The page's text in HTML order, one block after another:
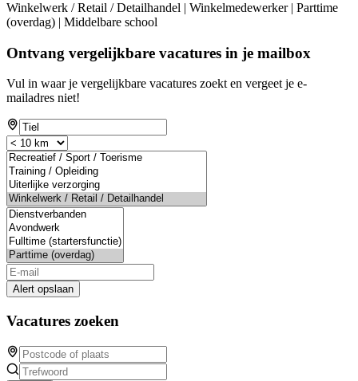
Winkelwerk / Retail / Detailhandel | Winkelmedewerker | Parttime
(overdag) | Middelbare school
Ontvang vergelijkbare vacatures in je mailbox
Vul in waar je vergelijkbare vacatures zoekt en vergeet je e-
mailadres niet!
Alert opslaan
Vacatures zoeken